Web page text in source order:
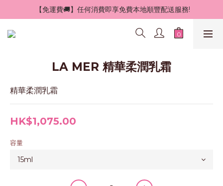
【免運費🚚】任何消費即享免費本地順豐配送服務!
LA MER 精華柔潤乳霜
精華柔潤乳霜
HK$1,075.00
容量